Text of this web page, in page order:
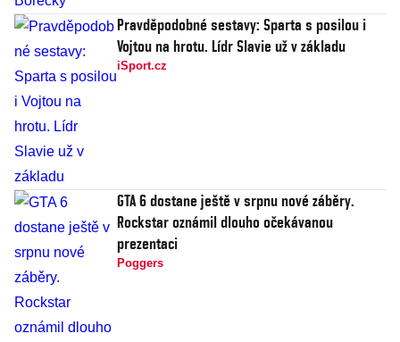
Pravděpodobné sestavy: Sparta s posilou i
Vojtou na hrotu. Lídr Slavie už v základu
iSport.cz
GTA 6 dostane ještě v srpnu nové záběry.
Rockstar oznámil dlouho očekávanou
prezentaci
Poggers